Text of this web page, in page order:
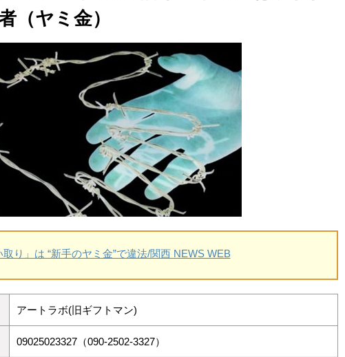
（ヤミ金）
取り」は “新手のヤミ金”で違法/関西 NEWS WEB
アートラボ(旧ギフトマン)
09025023327（090-2502-3327）